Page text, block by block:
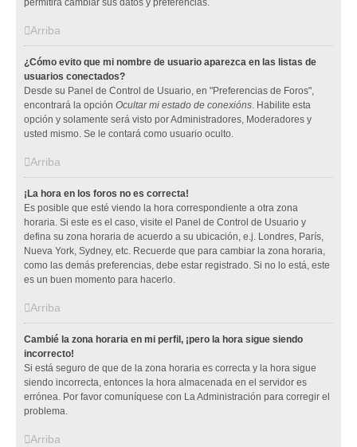
permitirá cambiar sus datos y preferencias.
Arriba
¿Cómo evito que mi nombre de usuario aparezca en las listas de
usuarios conectados?
Desde su Panel de Control de Usuario, en "Preferencias de Foros",
encontrará la opción Ocultar mi estado de conexións. Habilite esta
opción y solamente será visto por Administradores, Moderadores y
usted mismo. Se le contará como usuario oculto.
Arriba
¡La hora en los foros no es correcta!
Es posible que esté viendo la hora correspondiente a otra zona
horaria. Si este es el caso, visite el Panel de Control de Usuario y
defina su zona horaria de acuerdo a su ubicación, e.j. Londres, París,
Nueva York, Sydney, etc. Recuerde que para cambiar la zona horaria,
como las demás preferencias, debe estar registrado. Si no lo está, este
es un buen momento para hacerlo.
Arriba
Cambié la zona horaria en mi perfil, ¡pero la hora sigue siendo
incorrecto!
Si está seguro de que de la zona horaria es correcta y la hora sigue
siendo incorrecta, entonces la hora almacenada en el servidor es
errónea. Por favor comuníquese con La Administración para corregir el
problema.
Arriba